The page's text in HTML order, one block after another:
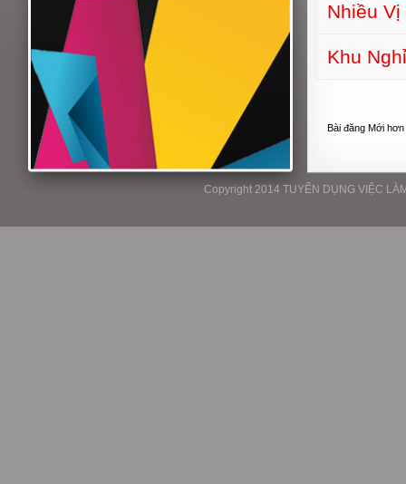
Nhiều Vị
Khu
Bài đăng Mới hơn
Copyright 2014 TUYỂN DỤNG VIỆC